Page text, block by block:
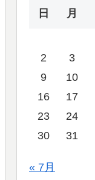
日 月
2
3
9
10
16
17
23
24
30
31
« 7月